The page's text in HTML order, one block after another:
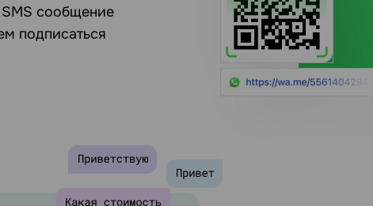
сообщение
подписаться